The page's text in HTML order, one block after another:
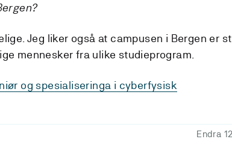
Jeg liker også at campusen i Bergen er
mennesker fra ulike studieprogram.
og spesialiseringa i cyberfysisk
Endra